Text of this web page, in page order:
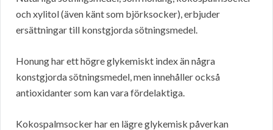
och xylitol (även känt som björksocker), erbjuder
ersättningar till konstgjorda sötningsmedel.
Honung har ett högre glykemiskt index än några
konstgjorda sötningsmedel, men innehåller också
antioxidanter som kan vara fördelaktiga.
Kokospalmsocker har en lägre glykemisk påverkan